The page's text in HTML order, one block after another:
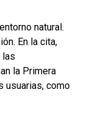
natural.
En la cita,
las
la Primera
usuarias, como